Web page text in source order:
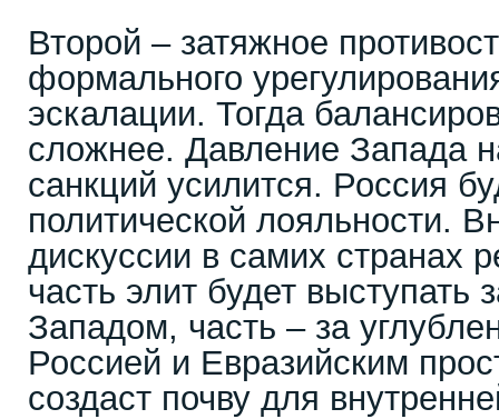
Второй – затяжное
формального
эскалации. Тогда
сложнее. Давление Запада
санкций усилится. Россия
политической лояльности.
дискуссии в самих странах
часть элит будет выступать
Западом, часть – за
Россией и Евразийским
создаст почву для